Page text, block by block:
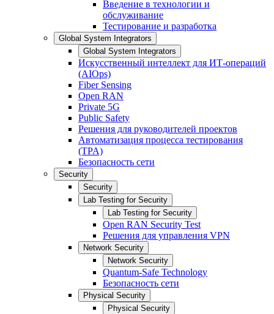
Введение в технологии и
обслуживание
Тестирование и разработка
Global System Integrators
Global System Integrators
Искусственный интеллект для ИТ-операций
(AIOps)
Fiber Sensing
Open RAN
Private 5G
Public Safety
Решения для руководителей проектов
Автоматизация процесса тестирования
(TPA)
Безопасность сети
Security
Security
Lab Testing for Security
Lab Testing for Security
Open RAN Security Test
Решения для управления VPN
Network Security
Network Security
Quantum-Safe Technology
Безопасность сети
Physical Security
Physical Security